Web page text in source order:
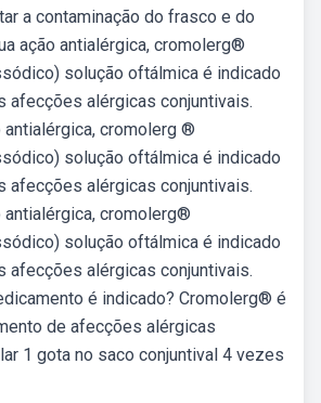
a contaminação do frasco e do
ação antialérgica, cromolerg®
solução oftálmica é indicado
afecções alérgicas conjuntivais.
antialérgica, cromolerg ®
solução oftálmica é indicado
afecções alérgicas conjuntivais.
antialérgica, cromolerg®
solução oftálmica é indicado
afecções alérgicas conjuntivais.
é indicado? Cromolerg® é
de afecções alérgicas
1 gota no saco conjuntival 4 vezes